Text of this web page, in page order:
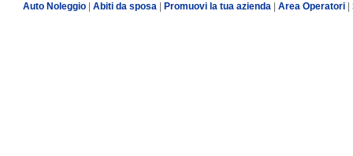
Auto Noleggio| Abiti da sposa| Promuovi la tua azienda Area Operatori